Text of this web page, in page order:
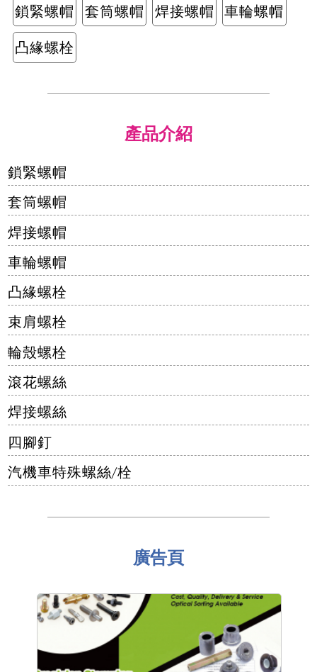
鎖緊螺帽 套筒螺帽 焊接螺帽
車輪螺帽
凸緣螺栓
產品介紹
鎖緊螺帽
套筒螺帽
焊接螺帽
車輪螺帽
凸緣螺栓
束肩螺栓
輪殼螺栓
滾花螺絲
焊接螺絲
四腳釘
汽機車特殊螺絲/栓
廣告頁